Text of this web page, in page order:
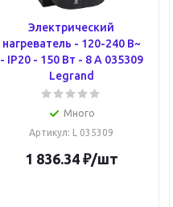
Электрический
нагреватель - 120-240 В~
- IP20 - 150 Вт - 8 А 035309
Legrand
Много
Артикул: L 035309
1 836.34₽/шт